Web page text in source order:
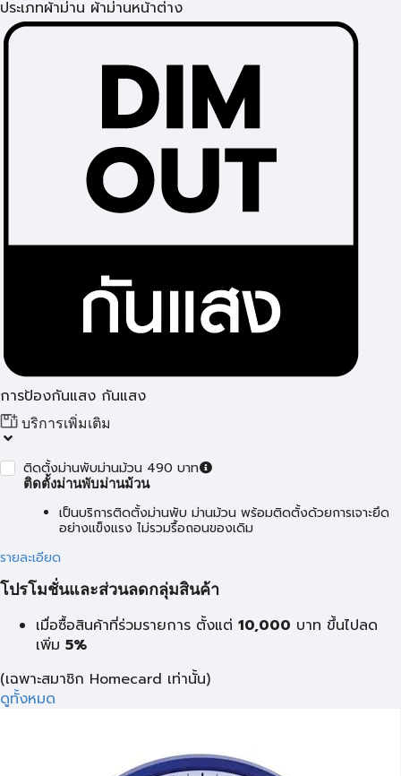
ประเภทผ้าม่าน ผ้าม่านหน้าต่าง
การป้องกันแสง กันแสง
บริการเพิ่มเติม
ติดตั้งม่านพับม่านม้วน 490 บาท
ติดตั้งม่านพับม่านม้วน
เป็นบริการติดตั้งม่านพับ ม่านม้วน พร้อมติดตั้งด้วยการเจาะยึด
อย่างแข็งแรง ไม่รวมรื้อถอนของเดิม
รายละเอียด
โปรโมชั่นและส่วนลดกลุ่มสินค้า
เมื่อซื้อสินค้าที่ร่วมรายการ ตั้งแต่ 10,000 บาท ขึ้นไปลด
เพิ่ม 5%
(เฉพาะสมาชิก Homecard เท่านั้น)
ดูทั้งหมด